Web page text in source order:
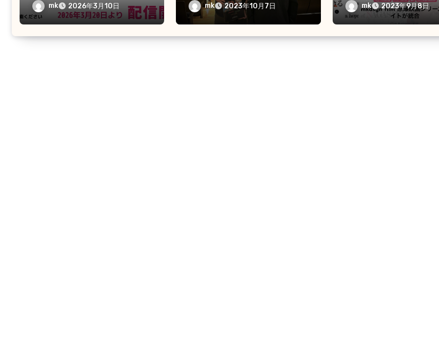
mk 2026年3月10日
しい人たち”が上映
mk 2023年10月7日
て統合
mk 2023年9月8日